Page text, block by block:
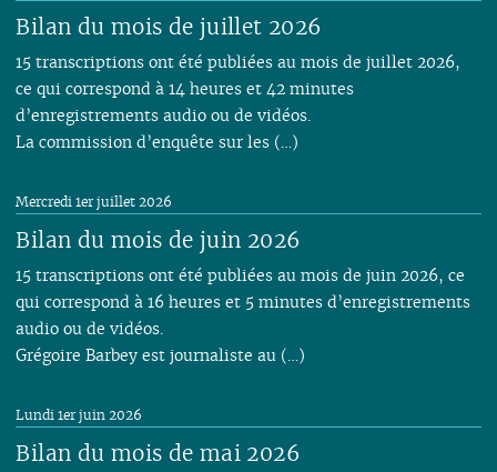
Bilan du mois de juillet 2026
15 transcriptions ont été publiées au mois de juillet 2026,
ce qui correspond à 14 heures et 42 minutes
d’enregistrements audio ou de vidéos.
La commission d’enquête sur les (…)
Bilan du mois de juin 2026
Mercredi 1er juillet 2026
15 transcriptions ont été publiées au mois de juin 2026, ce
qui correspond à 16 heures et 5 minutes d’enregistrements
audio ou de vidéos.
Grégoire Barbey est journaliste au (…)
Bilan du mois de mai 2026
Lundi 1er juin 2026